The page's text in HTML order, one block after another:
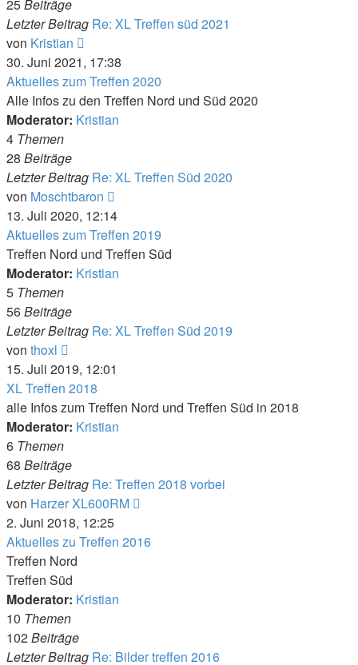
25Beiträge
Letzter Beitrag Re: XL Treffen süd 2021
von Kristian
Beitrag
30. Juni 2021, 17:38
Aktuelles zum Treffen 2020
Alle Infos zu den Treffen Nord und Süd 2020
Moderator: Kristian
4 Themen
28 Beiträge
Letzter Beitrag Re: XL Treffen Süd 2020
von Moschtbaron
Beitrag
13. Juli 2020, 12:14
Aktuelles zum Treffen 2019
Treffen Nord und Treffen Süd
Moderator: Kristian
5 Themen
56Beiträge
Letzter Beitrag Re: XL Treffen Süd 2019
von thoxl
Beitrag
15. Juli 2019, 12:01
XL Treffen 2018
alle Infos zum Treffen Nord und Treffen Süd in 2018
Moderator: Kristian
6 Themen
68 Beiträge
Letzter Beitrag Re: Treffen 2018 vorbei
von Harzer XL600RM
2. Juni 2018, 12:25
Aktuelles zu Treffen 2016
Treffen Nord
Treffen Süd
Moderator: Kristian
10 Themen
102Beiträge
Letzter Beitrag Re: Bilder treffen 2016